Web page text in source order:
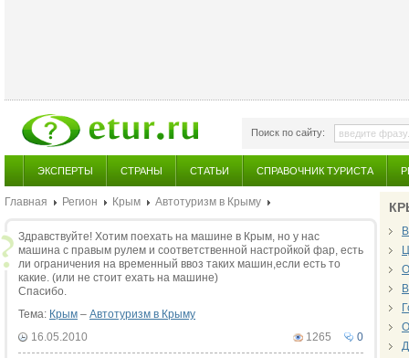
Поиск по сайту:
ЭКСПЕРТЫ СТРАНЫ СТАТЬИ СПРАВОЧНИК ТУРИСТА
Главная Регион Крым Автотуризм в Крыму
Здравствуйте! Хотим поехать на машине в Крым, но у нас
машина с правым рулем и соответственной настройкой фар, есть
ли ограничения на временный ввоз таких машин,если есть то
какие. (или не стоит ехать на машине)
Спасибо.
Тема: Крым – Автотуризм в Крыму
0
1265
16.05.2010